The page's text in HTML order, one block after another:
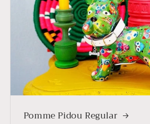
Pomme Pidou Regular